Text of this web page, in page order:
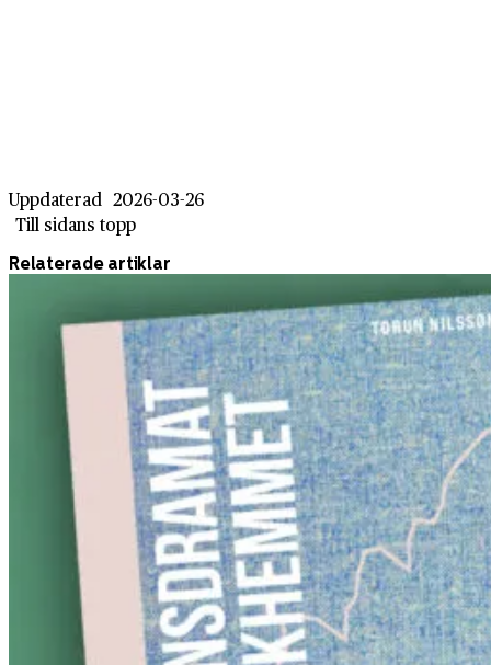
Uppdaterad 2026-03-26
Till sidans topp
Relaterade artiklar